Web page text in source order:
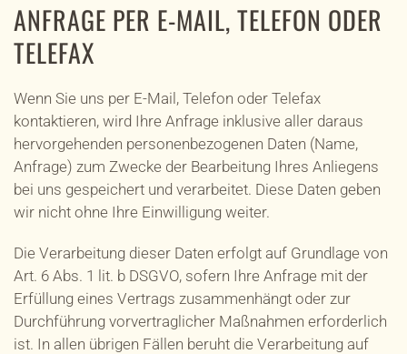
ANFRAGE PER E-MAIL, TELEFON ODER
TELEFAX
Wenn Sie uns per E-Mail, Telefon oder Telefax
kontaktieren, wird Ihre Anfrage inklusive aller daraus
hervorgehenden personenbezogenen Daten (Name,
Anfrage) zum Zwecke der Bearbeitung Ihres Anliegens
bei uns gespeichert und verarbeitet. Diese Daten geben
wir nicht ohne Ihre Einwilligung weiter.
Die Verarbeitung dieser Daten erfolgt auf Grundlage von
Art. 6 Abs. 1 lit. b DSGVO, sofern Ihre Anfrage mit der
Erfüllung eines Vertrags zusammenhängt oder zur
Durchführung vorvertraglicher Maßnahmen erforderlich
ist. In allen übrigen Fällen beruht die Verarbeitung auf